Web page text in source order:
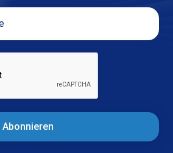
Abonnieren